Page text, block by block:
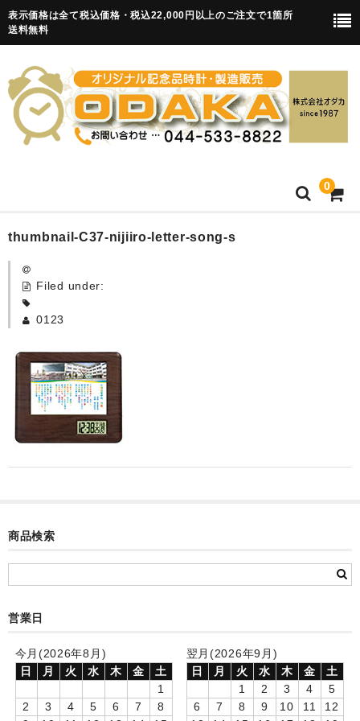
表示価格は全て税込価格・税込22,000円以上のご注文で1箇所
送料無料
0
HOME
卒園記念品
カード付フォトフレームクロック(集合)
目覚まし時計(集合＋個別)
メロディ時計(集合)
お絵かきギャラリープラス(絵＋個別)
お絵かきギャラリー
自作オリジナル時計
thumbnail-C37-nijiiro-letter-song-s
Filed under:
0123
商品検索
営業日
今月(2026年8月)
日
月 火 水 木 金
土
1
2
3 4 5 6 7
8
翌月(2026年9月)
日
月 火 水 木 金
土
1
2 3 4
5
6
7 8 9 10 11
12